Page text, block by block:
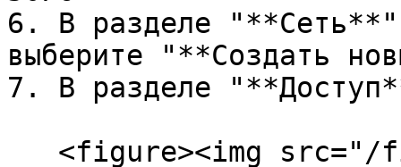
6. В разделе
выберите "**Создать
7. В разделе